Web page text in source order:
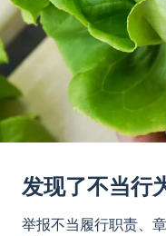
发现了不当行
举报不当履行职责、